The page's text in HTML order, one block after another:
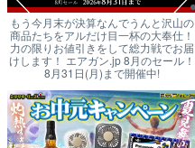
もう今月末が決算なんでうんと沢山の
商品たちをアルだけ目一杯の大奉仕！
力の限りお値引きをして総力戦でお届
けします！ エアガン.jp 8月のセール！
8月31日(月)まで開催中!